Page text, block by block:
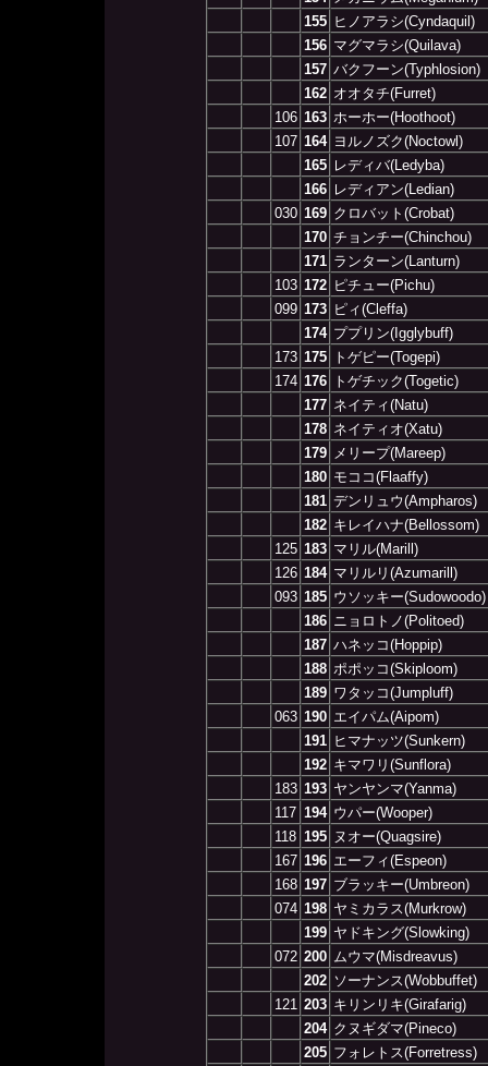
155 ヒノアラシ(Cyndaquil)
156 マグマラシ(Quilava)
157 バクフーン(Typhlosion)
162 オオタチ(Furret)
106 163 ホーホー(Hoothoot)
107 164 ヨルノズク(Noctowl)
165 レディバ(Ledyba)
166 レディアン(Ledian)
030 169 クロバット(Crobat)
170 チョンチー(Chinchou)
171 ランターン(Lanturn)
103 172 ピチュー(Pichu)
099 173 ピィ(Cleffa)
174 ププリン(Igglybuff)
173 175
トゲピー(Togepi)
174 176
トゲチック(Togetic)
177 ネイティ(Natu)
178 ネイティオ(Xatu)
179
メリープ(Mareep)
180 モココ(Flaaffy)
181 デンリュウ(Ampharos)
182 キレイハナ(Bellossom)
125 183 マリル(Marill)
126 184 マリルリ(Azumarill)
093 185 ウソッキー(Sudowoodo)
186 ニョロトノ(Politoed)
187 ハネッコ(Hoppip)
188 ポポッコ(Skiploom)
189 ワタッコ(Jumpluff)
063 190 エイパム(Aipom)
191 ヒマナッツ(Sunkern)
192 キマワリ(Sunflora)
183 193 ヤンヤンマ(Yanma)
117 194 ウパー(Wooper)
118 195 ヌオー(Quagsire)
167 196 エーフィ(Espeon)
168 197 ブラッキー(Umbreon)
074 198 ヤミカラス(Murkrow)
199 ヤドキング(Slowking)
072 200 ムウマ(Misdreavus)
202 ソーナンス(Wobbuffet)
121 203 キリンリキ(Girafarig)
204 クヌギダマ(Pineco)
205 フォレトス(Forretress)